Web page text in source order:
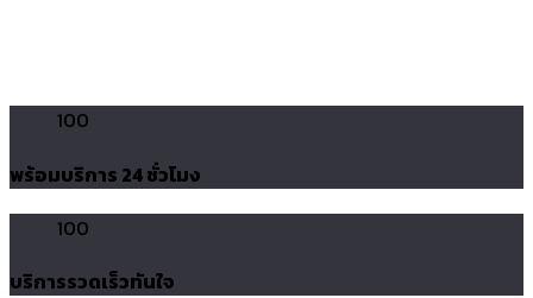
100
พร้อมบริการ 24 ชั่วโมง
100
บริการรวดเร็วทันใจ